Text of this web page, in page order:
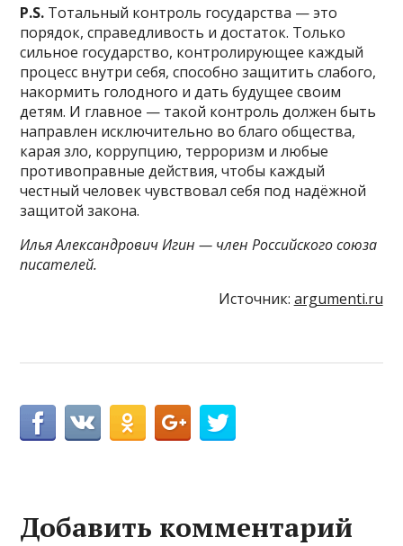
P.S. Тотальный контроль государства — это
порядок, справедливость и достаток. Только
сильное государство, контролирующее каждый
процесс внутри себя, способно защитить слабого,
накормить голодного и дать будущее своим
детям. И главное — такой контроль должен быть
направлен исключительно во благо общества,
карая зло, коррупцию, терроризм и любые
противоправные действия, чтобы каждый
честный человек чувствовал себя под надёжной
защитой закона.
Илья Александрович Игин — член Российского союза
писателей.
Источник: argumenti.ru
Добавить комментарий